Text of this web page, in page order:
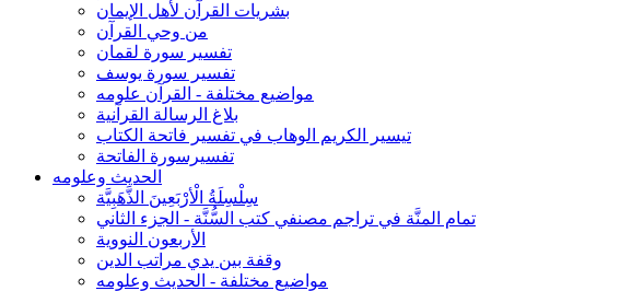
بشريات القرآن لأهل الإيمان
من وحي القرآن
تفسير سورة لقمان
تفسير سورة يوسف
مواضيع مختلفة - القرآن علومه
بلاغ الرسالة القرآنية
تيسير الكريم الوهاب في تفسير فاتحة الكتاب
تفسيرسورة الفاتحة
الحديث وعلومه
سِلْسِلَةُ الْأرْبَعِينَ الذَّهَبِيَّة
تمام المنَّة في تراجم مصنفي كتب السُّنَّة - الجزء الثاني
الأربعون النووية
وقفة بين يدي مراتب الدين
مواضيع مختلفة - الحديث وعلومه